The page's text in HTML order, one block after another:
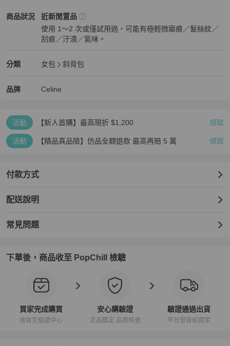
2. 商品狀況皆完整呈現於附圖，若需近一步細項照片懇請詢問，售出
後除真偽問題恕不退貨
3. 退貨權利僅適用於本店完成之原始交易，如商品經第三方轉售後所
費用，本公司亦不負擔敬請理解
商品狀況
Celine女包 商品狀態與細節
近新閒置品
使用 1～2 次或僅試用過，可能有極輕微磨痕／髮絲紋／
刮痕／汙漬／氣味。
分類
Celine 分類資訊
女包
斜背包
品牌
Celine 女包品牌介紹
Celine
Celine 推薦清單
活動 【新人首購】最高現折 $1,200 領取
活動 【精品真品險】仿品全額退款 最高再賠 5 萬 領取
付款方式
配送說明
常見問題
下單後，商品收至 PopChill 檢驗
買家完成購買
收貨至驗證中心
安心購驗證
正品鑑定 品質檢查
驗證通過出貨
平台發貨給買家